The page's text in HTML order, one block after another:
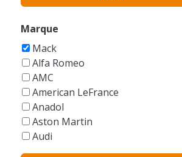
Marque
Mack
Alfa Romeo
AMC
American LeFrance
Anadol
Aston Martin
Audi
Austin